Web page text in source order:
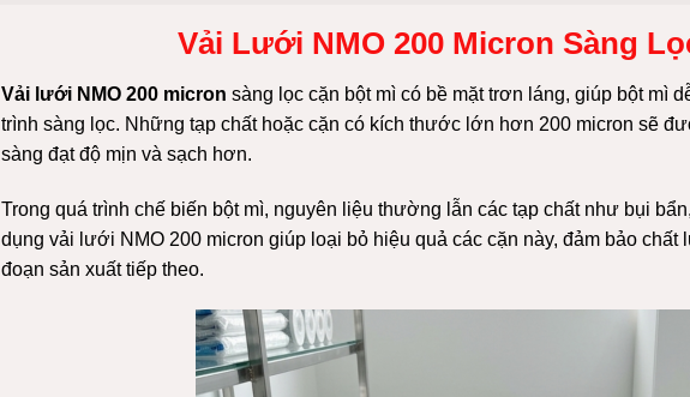
Vải Lưới NMO 200 Micron Sàng
Vải lưới NMO 200 micron sàng lọc cặn bột mì có bề mặt trơn láng, giúp bột mì
trình sàng lọc. Những tạp chất hoặc cặn có kích thước lớn hơn 200 micron sẽ
sàng đạt độ mịn và sạch hơn.
Trong quá trình chế biến bột mì, nguyên liệu thường lẫn các tạp chất như bụi
dụng vải lưới NMO 200 micron giúp loại bỏ hiệu quả các cặn này, đảm bảo
đoạn sản xuất tiếp theo.